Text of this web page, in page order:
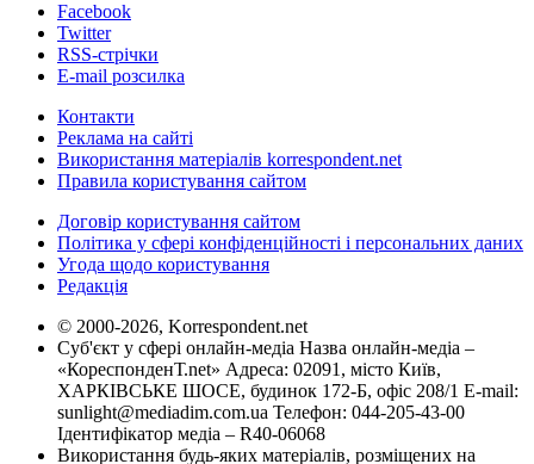
Facebook
Twitter
RSS-стрічки
E-mail розсилка
Контакти
Реклама на сайті
Використання матеріалів korrespondent.net
Правила користування сайтом
Договір користування сайтом
Політика у сфері конфіденційності і персональних даних
Угода щодо користування
Редакція
© 2000-2026, Korrespondent.net
Суб'єкт у сфері онлайн-медіа Назва онлайн-медіа –
«КореспонденТ.net» Адреса: 02091, місто Київ,
ХАРКІВСЬКЕ ШОСЕ, будинок 172-Б, офіс 208/1 E-mail:
sunlight@mediadim.com.ua Телефон: 044-205-43-00
Ідентифікатор медіа – R40-06068
Використання будь-яких матеріалів, розміщених на